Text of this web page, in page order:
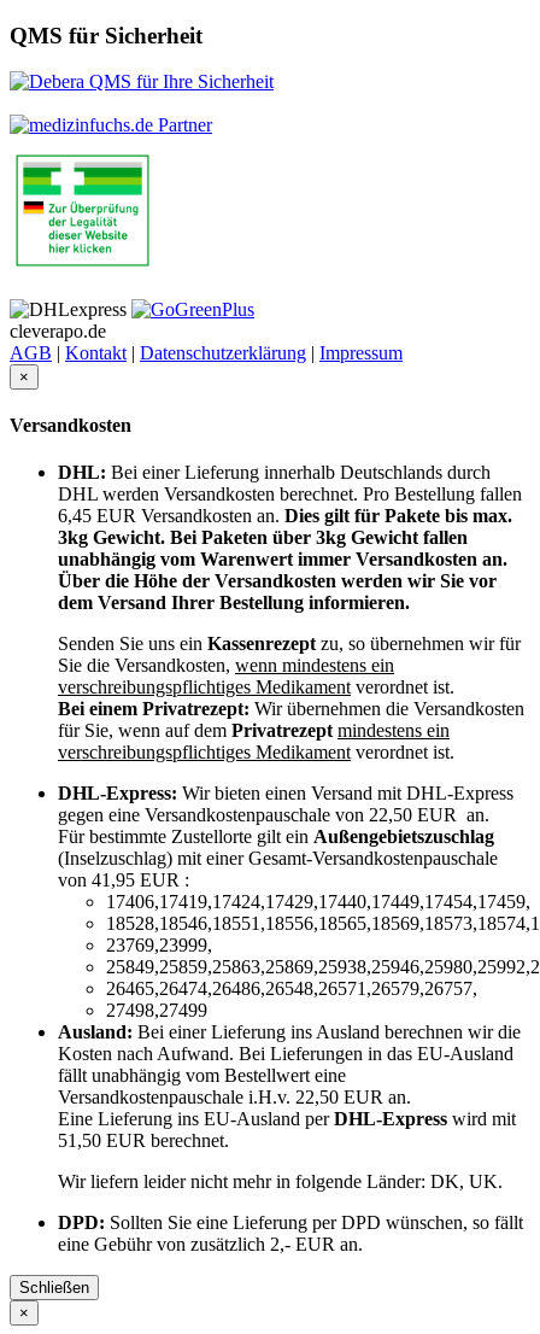
QMS für Sicherheit
cleverapo.de
AGB | Kontakt | Datenschutzerklärung | Impressum
×
Versandkosten
DHL: Bei einer Lieferung innerhalb Deutschlands durch
DHL werden Versandkosten berechnet. Pro Bestellung fallen
6,45 EUR Versandkosten an. Dies gilt für Pakete bis max.
3kg Gewicht. Bei Paketen über 3kg Gewicht fallen
unabhängig vom Warenwert immer Versandkosten an.
Über die Höhe der Versandkosten werden wir Sie vor
dem Versand Ihrer Bestellung informieren.
Senden Sie uns ein Kassenrezeptzu, so übernehmen wir für
Sie die Versandkosten, wenn mindestens ein
verschreibungspflichtiges Medikamentverordnet ist.
Bei einem Privatrezept: Wir übernehmen die Versandkosten
für Sie, wenn auf dem Privatrezept mindestens ein
verschreibungspflichtiges Medikamentverordnet ist.
DHL-Express: Wir bieten einen Versand mit DHL-Express
gegen eine Versandkostenpauschale von 22,50 EUR an.
Für bestimmte Zustellorte gilt ein Außengebietszuschlag
(Inselzuschlag) mit einer Gesamt-Versandkostenpauschale
von 41,95 EUR :
17406,17419,17424,17429,17440,17449,17454,17459,
23769,23999,
26465,26474,26486,26548,26571,26579,26757,
27498,27499
Ausland: Bei einer Lieferung ins Ausland berechnen wir die
Kosten nach Aufwand. Bei Lieferungen in das EU-Ausland
fällt unabhängig vom Bestellwert eine
Versandkostenpauschale i.H.v. 22,50 EUR an.
Eine Lieferung ins EU-Ausland perDHL-Express wird mit
51,50 EUR berechnet.
Wir liefern leider nicht mehr in folgende Länder: DK, UK.
DPD: Sollten Sie eine Lieferung per DPD wünschen, so fällt
eine Gebühr von zusätzlich 2,- EUR an.
Schließen
×